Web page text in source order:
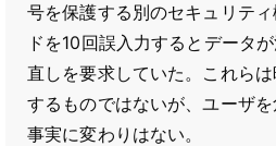
号を保護する別のセキュリテ
ドを10回誤入力するとデータ
直しを要求していた。これら
するものではないが、ユーザ
事実に変わりはない。